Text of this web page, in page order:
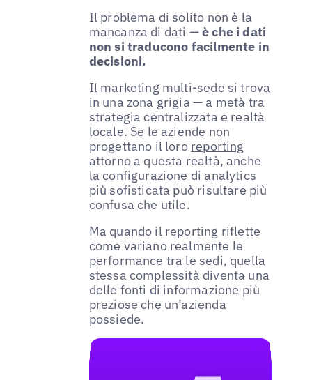
Il problema di solito non è la
mancanza di dati —è che i dati
non si traducono facilmente in
decisioni.
Il marketing multi-sede si trova
in una zona grigia — a metà tra
strategia centralizzata e realtà
locale. Se le aziende non
progettano il loro reporting
attorno a questa realtà, anche
la configurazione dianalytics
più sofisticata può risultare più
confusa che utile.
Ma quando il reporting riflette
come variano realmente le
performance tra le sedi, quella
stessa complessità diventa una
delle fonti di informazione più
preziose che un’azienda
possiede.